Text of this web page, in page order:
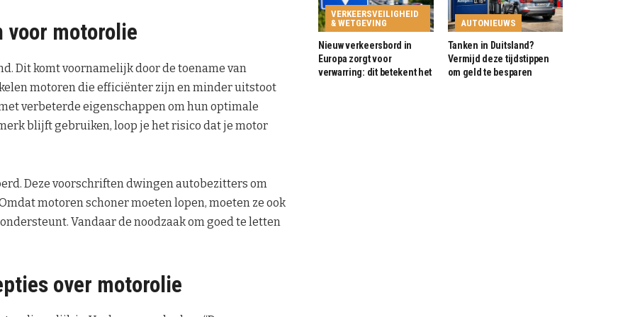
voor motorolie
Dit komt voornamelijk door de toename van
motoren die efficiënter zijn en minder uitstoot
verbeterde eigenschappen om hun optimale
blijft gebruiken, loop je het risico dat je motor
Deze voorschriften dwingen autobezitters om
motoren schoner moeten lopen, moeten ze ook
Vandaar de noodzaak om goed te letten
over motorolie
VERKEERSVEILIGHEID
& WETGEVING
Nieuw verkeersbord in
Europa zorgt voor
verwarring: dit betekent het
AUTONIEUWS
Tanken in Duitsland?
Vermijd deze tijdstippen
om geld te besparen